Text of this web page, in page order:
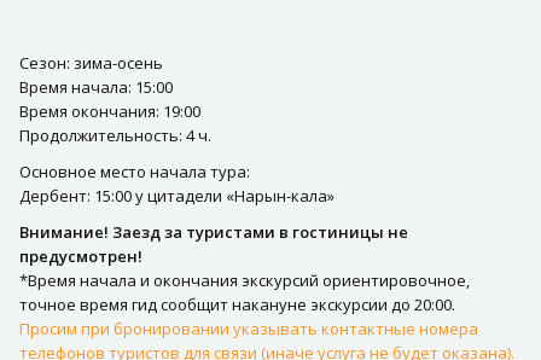
Сезон: зима-осень
Время начала: 15:00
Время окончания: 19:00
Продолжительность: 4 ч.
Основное место начала тура:
Дербент: 15:00 у цитадели «Нарын-кала»
Внимание! Заезд за туристами в гостиницы не
предусмотрен!
*Время начала и окончания экскурсий ориентировочное,
точное время гид сообщит накануне экскурсии до 20:00.
Просим при бронировании указывать контактные номера
телефонов туристов для связи (иначе услуга не будет оказана).